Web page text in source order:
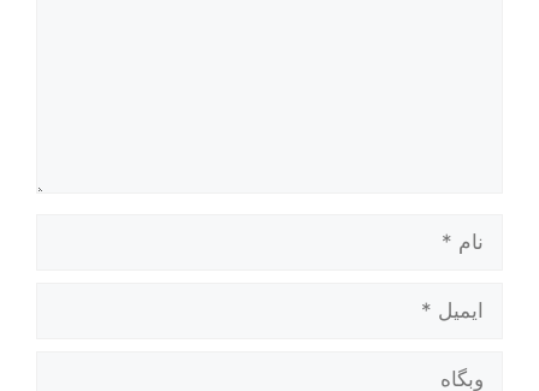
ایمیل
وبگاه